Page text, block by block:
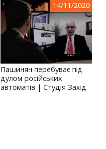
14/11/2020
Пашинян перебуває під
дулом російських
автоматів | Студія Захід